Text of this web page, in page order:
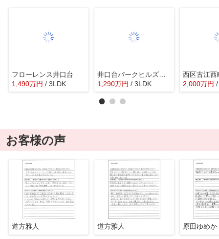
フローレンス井口台
1,490万円 / 3LDK
井口台パークヒルズ弐番館
1,290万円 / 3LDK
西区古江西
2,000万円
お客様の声
道方雅人 道方雅人 原田ゆめか